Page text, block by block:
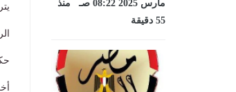
مارس 2025 08:22 صـ منذ
55 دقيقة